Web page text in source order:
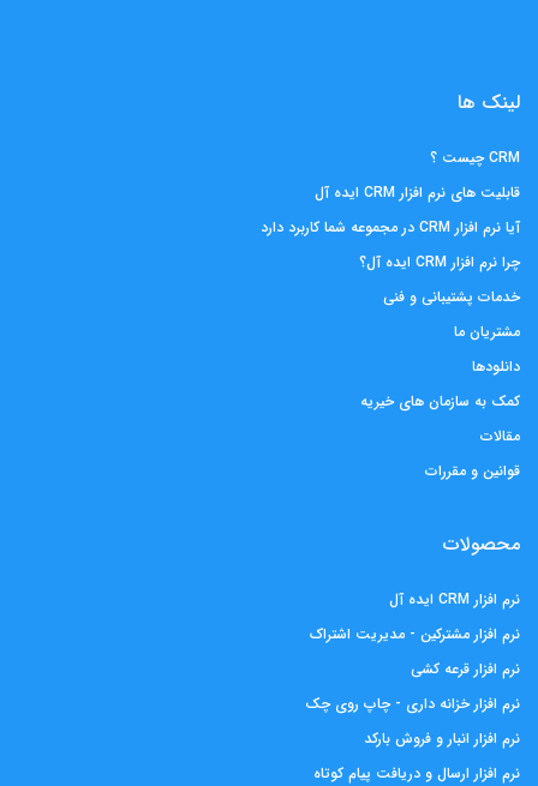
لینک ها
CRM چیست ؟
قابلیت های نرم افزار CRM ایده آل
آیا نرم افزار CRM در مجموعه شما کاربرد دارد
چرا نرم افزار CRM ایده آل؟
خدمات پشتیبانی و فنی
مشتریان ما
دانلودها
کمک به سازمان های خیریه
مقالات
قوانین و مقررات
محصولات
نرم افزار CRM ایده آل
نرم افزار مشترکین - مدیریت اشتراک
نرم افزار قرعه کشی
نرم افزار خزانه داری - چاپ روی چک
نرم افزار انبار و فروش بارکد
نرم افزار ارسال و دریافت پیام کوتاه